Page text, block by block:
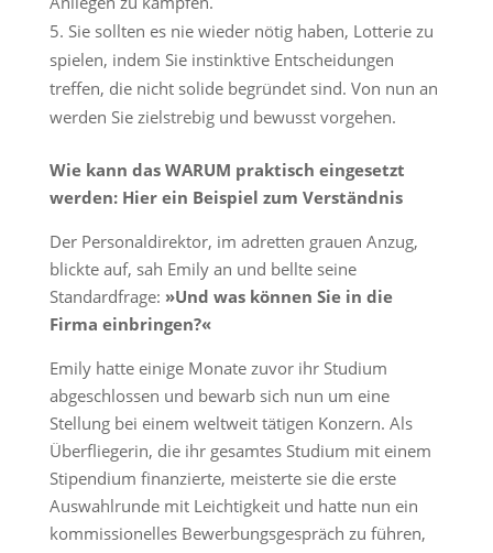
Sie sollten es nie wieder nötig haben, Lotterie zu
spielen, indem Sie instinktive Entscheidungen
treffen, die nicht solide begründet sind. Von nun an
werden Sie zielstrebig und bewusst vorgehen.
Wie kann das WARUM praktisch eingesetzt
werden: Hier ein Beispiel zum Verständnis
Der Personaldirektor, im adretten grauen Anzug,
blickte auf, sah Emily an und bellte seine
Standardfrage: »Und was können Sie in die
Firma einbringen?«
Emily hatte einige Monate zuvor ihr Studium
abgeschlossen und bewarb sich nun um eine
Stellung bei einem weltweit tätigen Konzern. Als
Überfliegerin, die ihr gesamtes Studium mit einem
Stipendium finanzierte, meisterte sie die erste
Auswahlrunde mit Leichtigkeit und hatte nun ein
kommissionelles Bewerbungsgespräch zu führen,